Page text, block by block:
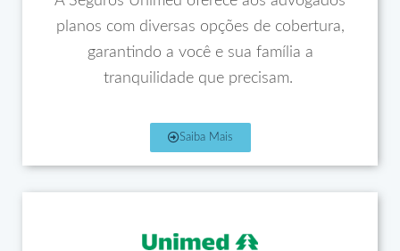
planos com diversas opções de cobertura,
garantindo a você e sua família a
tranquilidade que precisam.
Saiba Mais